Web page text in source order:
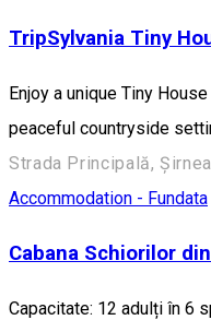
TripSylvania Tiny
Enjoy a unique Tiny
peaceful countryside
Strada Principală,
Accommodation - Fundata
Cabana Schiorilor
Capacitate: 12 adulți în 6